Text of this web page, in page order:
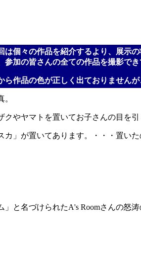
は個々の作品を紹介するより、展示
参加の皆さんの全ての作品を撮影で
ら作品の色が正しく出ておりませんが
クやヤマトを置いてお子さんの目を引
カ」が置いてあります。・・・置い
」と名づけられたA's Roomさんの怒涛